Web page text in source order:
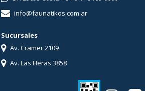
info@faunatikos.com.ar
Sucursales
Av. Cramer 2109
Av. Las Heras 3858